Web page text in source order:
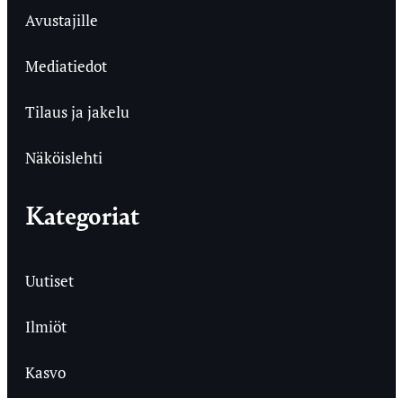
Avustajille
Mediatiedot
Tilaus ja jakelu
Näköislehti
Kategoriat
Uutiset
Ilmiöt
Kasvo